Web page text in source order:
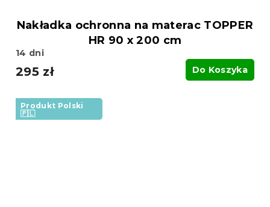
Nakładka ochronna na materac TOPPER
HR 90 x 200 cm
14 dni
295 zł Do Koszyka
Produkt Polski
🇵🇱